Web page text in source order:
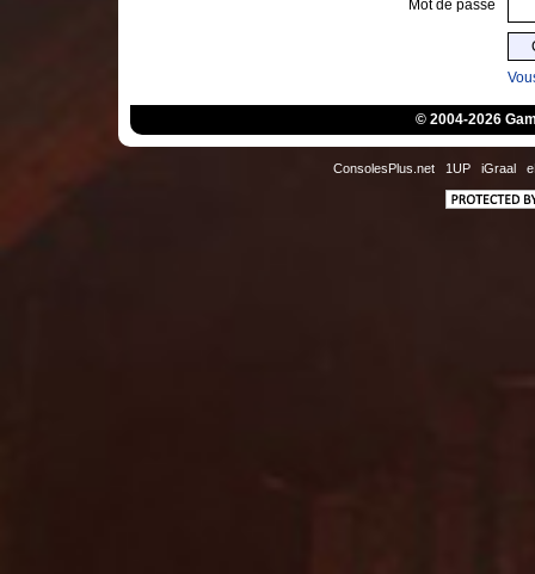
Mot de passe
© 2004-2026
ConsolesPlus.net 1UP iGraal